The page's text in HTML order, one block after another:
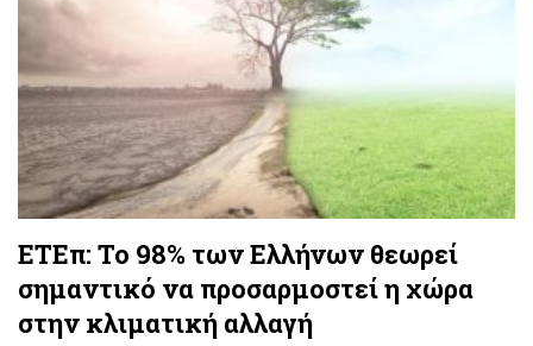
ΕΤΕπ: Το 98% των Ελλήνων θεωρεί
σημαντικό να προσαρμοστεί η χώρα
στην κλιματική αλλαγή